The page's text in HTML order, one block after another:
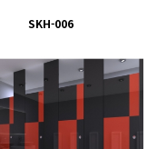
SKH-006